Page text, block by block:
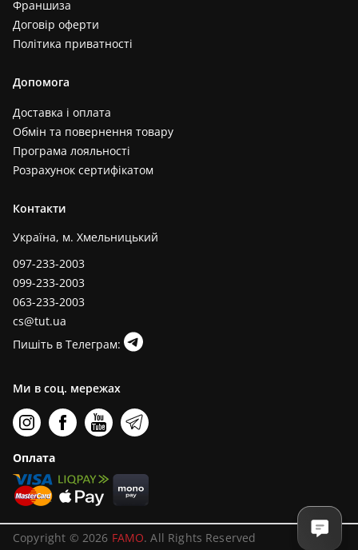
Франшиза
Договір оферти
Політика приватності
Допомога
Доставка і оплата
Обмін та повернення товару
Програма лояльності
Розрахунок сертифікатом
Контакти
Україна, м. Хмельницький
097-233-2003
099-233-2003
063-233-2003
cs@tut.ua
Пишіть в Телеграм:
Ми в соц. мережах
Оплата
Copyright © 2026 FAMO. All Rights Reserved